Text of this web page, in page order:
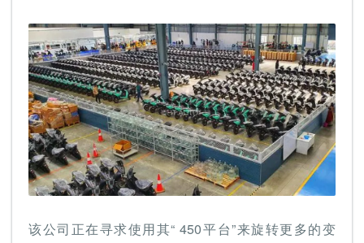
该公司正在寻求使用其“ 450平台”来旋转更多的变